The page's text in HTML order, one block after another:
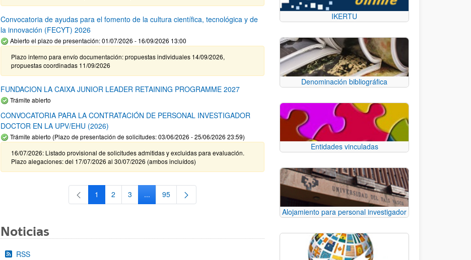
Convocatoria de ayudas para el fomento de la cultura científica, tecnológica y de
la innovación (FECYT) 2026
Abierto el plazo de presentación: 01/07/2026 - 16/09/2026 13:00
Plazo interno para envío documentación: propuestas individuales 14/09/2026,
propuestas coordinadas 11/09/2026
FUNDACION LA CAIXA JUNIOR LEADER RETAINING PROGRAMME 2027
Trámite abierto
CONVOCATORIA PARA LA CONTRATACIÓN DE PERSONAL INVESTIGADOR
DOCTOR EN LA UPV/EHU (2026)
Trámite abierto (Plazo de presentación de solicitudes: 03/06/2026 - 25/06/2026 23:59)
16/07/2026: Listado provisional de solicitudes admitidas y excluidas para evaluación.
Plazo alegaciones: del 17/07/2026 al 30/07/2026 (ambos incluídos)
Página
1 Página
2 Página
3 ...Páginas intermedias Use TAB para desplazarse.
Página
95
Noticias
RSS
IKERTU
Denominación bibliográfica
Entidades vinculadas
Alojamiento para personal investigador